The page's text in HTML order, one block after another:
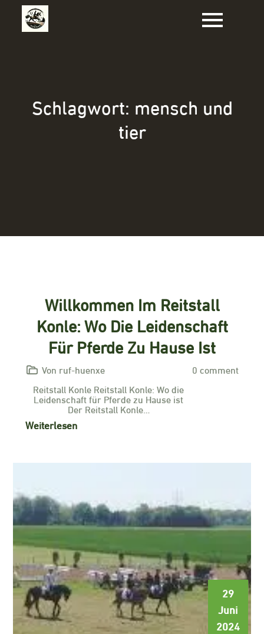
Schlagwort: mensch und
tier
Willkommen Im Reitstall
Konle: Wo Die Leidenschaft
Für Pferde Zu Hause Ist
Von ruf-huenxe
0 comment
Reitstall Konle Reitstall Konle: Wo die
Leidenschaft für Pferde zu Hause ist
Der Reitstall Konle…
Weiterlesen
29
Juni
2024